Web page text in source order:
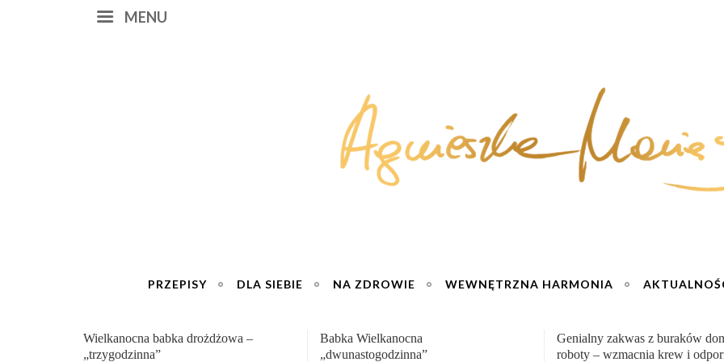
MENU
PRZEPISY DLA SIEBIE NA ZDROWIE WEWNĘTRZNA HARMONIA
Babka Wielkanocna
„dwunastogodzinna”
Genialny zakwas z buraków domowej
roboty – wzmacnia krew i odporność
„Przemiana” Podróż do siły i